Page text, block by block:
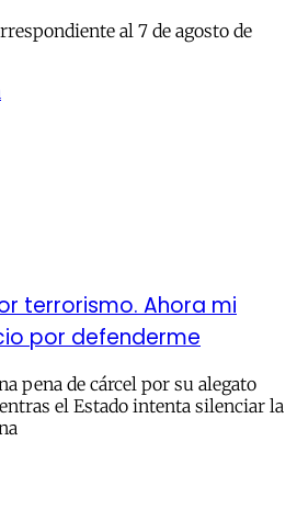
al 7 de agosto de
terrorismo. Ahora mi
por defenderme
pena de cárcel por su alegato
el Estado intenta silenciar la